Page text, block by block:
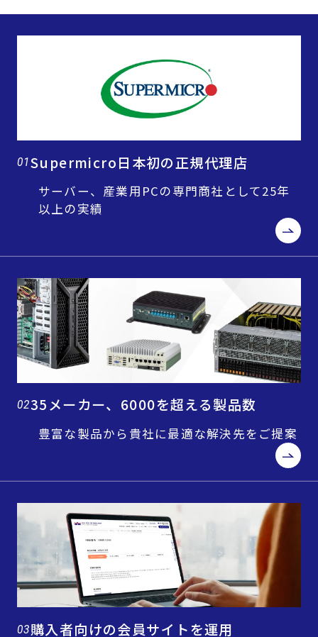
01Supermicro日本初の正規代理店
サーバー、産業用PCの専門商社として25年
以上の実績
0235メーカー、6000を超える製品数
豊富な製品から貴社に最適な解決先をご提案
03購入者向けの会員サイトを運用